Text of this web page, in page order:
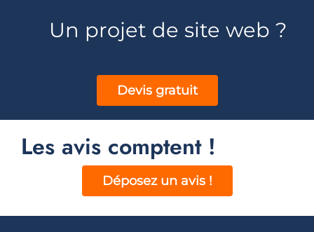
Un projet de site web ?
Devis gratuit
Les avis comptent !
Déposez un avis !